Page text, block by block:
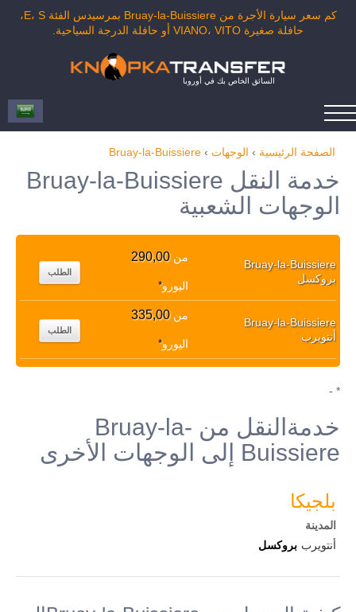
كم سعر سيارة الأجرة من Bruay-la-Buissiere بمرسيدس الفئة E، S،
حافلة صغيرة VIANO، VITO أو حافلة الدرجة السياحية.
السائق الخاص بك في أوروبا
الصفحة الرئيسية › الوجهات ›
Bruay-la-Buissiere
خدمة النقل Bruay-la-Buissiere
الوجهات الشعبية
Bruay-la-Buissiere
بروكسل
من290,00
اليورو*
الطلب
Bruay-la-Buissiere
أنتويرب
من335,00
اليورو*
الطلب
* -
خدمةالنقل من Bruay-la-
Buissiere إلى الوجهات الأخرى
بلجيكا
المدينة
أنتويرب بروكسل